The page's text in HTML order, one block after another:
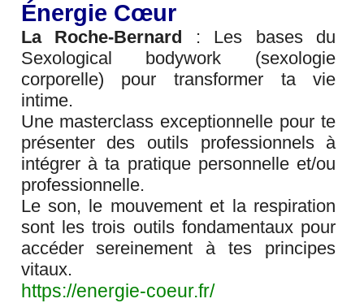
Énergie Cœur
La Roche-Bernard : Les bases du
Sexological bodywork (sexologie
corporelle) pour transformer ta vie
intime.
Une masterclass exceptionnelle pour te
présenter des outils professionnels à
intégrer à ta pratique personnelle et/ou
professionnelle.
Le son, le mouvement et la respiration
sont les trois outils fondamentaux pour
accéder sereinement à tes principes
vitaux.
https://energie-coeur.fr/